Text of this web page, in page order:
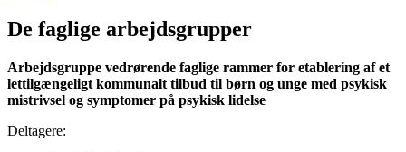
De faglige arbejdsgrupper
Arbejdsgruppe vedrørende faglige rammer for etablering af et
lettilgængeligt kommunalt tilbud til børn og unge med psykisk
mistrivsel og symptomer på psykisk lidelse
Deltagere: